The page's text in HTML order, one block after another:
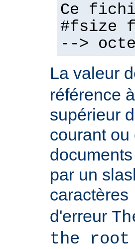
Ce
#fsize
-->
La valeur
référence
supérieur
courant
par un
caractères
d'erreur
the root